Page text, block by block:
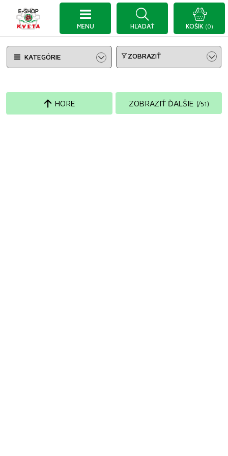
MENU HĽADAŤ KOŠÍK (0)
KATEGÓRIE ZOBRAZIŤ
ZOBRAZIŤ ĎALŠIE (/51)
HORE